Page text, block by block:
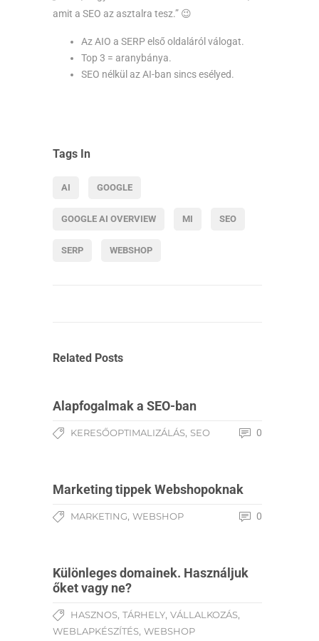
amit a SEO az asztalra tesz.” 😉
Az AIO a SERP első oldaláról válogat.
Top 3 = aranybánya.
SEO nélkül az AI-ban sincs esélyed.
Tags In
AI GOOGLE
GOOGLE AI OVERVIEW MI SEO
SERP WEBSHOP
Related Posts
Alapfogalmak a SEO-ban
KERESŐOPTIMALIZÁLÁS, SEO 0
Marketing tippek Webshopoknak
MARKETING, WEBSHOP 0
Különleges domainek. Használjuk
őket vagy ne?
HASZNOS, TÁRHELY, VÁLLALKOZÁS,
WEBLAPKÉSZÍTÉS, WEBSHOP